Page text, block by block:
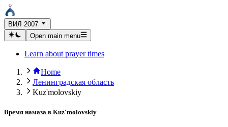
ВИЛ 2007
Open main menu
Learn about prayer times
Home
Ленинградская область
Kuz'molovskiy
Время намаза в Kuz'molovskiy